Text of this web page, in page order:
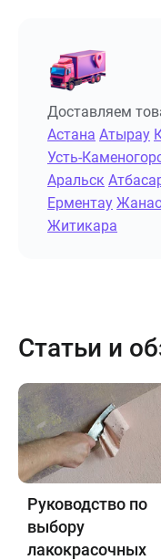
Доставляем
Астана Атырау
Усть-
Аральск
Ерментау
Житикара
Статьи и
Руководство по
выбору
лакокрасочных